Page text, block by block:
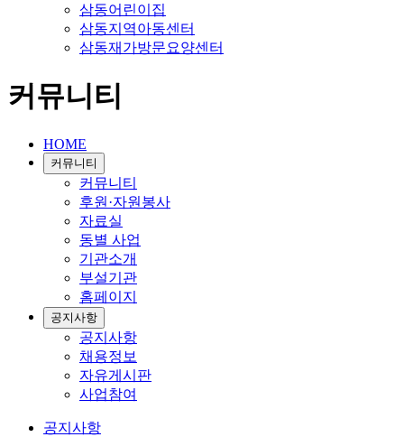
삼동어린이집
삼동지역아동센터
삼동재가방문요양센터
커뮤니티
HOME
커뮤니티
커뮤니티
후원·자원봉사
자료실
동별 사업
기관소개
부설기관
홈페이지
공지사항
공지사항
채용정보
자유게시판
사업참여
공지사항